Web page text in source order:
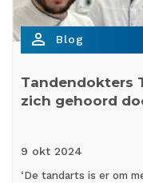
person_outline Blog
Tandendokters
zich gehoord
9 okt 2024
‘De tandarts is er om